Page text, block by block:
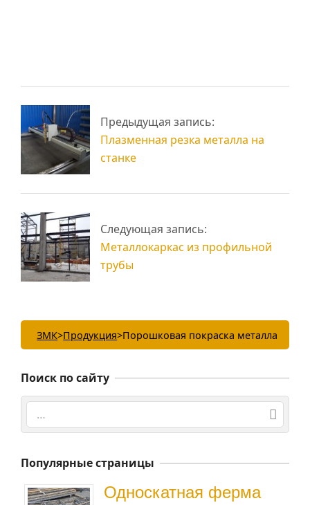
Рубка металла,
гибка металла
Токарные работы по
металлу
Предыдущая запись:
Плазменная резка металла на
станке
Следующая запись:
Металлокаркас из профильной
трубы
ЗМК>Продукция>Порошковая покраска металла
Поиск по сайту
Поиск
Популярные страницы
Односкатная ферма